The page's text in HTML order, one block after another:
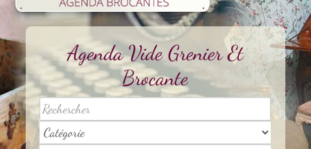
Agenda Vide Grenier Et
Brocante